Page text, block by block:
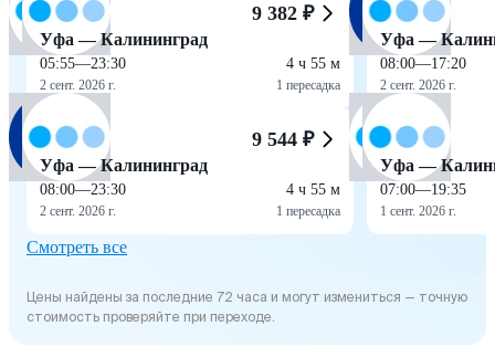
9 382 ₽
Уфа — Калининград
05:55—23:30
2 сент. 2026 г.
4 ч 55 м
1 пересадка
9 544 ₽
Уфа — Калининград
08:00—23:30
2 сент. 2026 г.
4 ч 55 м
1 пересадка
Уфа —
08:00—17:20
2 сент. 2026 г.
Уфа —
07:00—19:35
1 сент. 2026 г.
Смотреть все
Цены найдены за последние 72 часа и могут измениться — точную
стоимость проверяйте при переходе.